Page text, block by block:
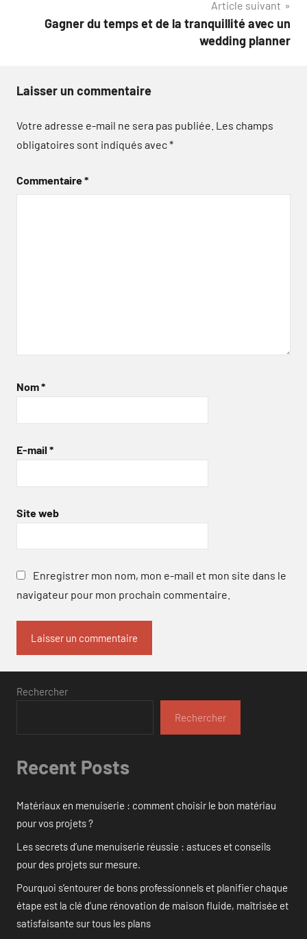
Article suivant
Gagner du temps et de la tranquillité avec un
wedding planner
Laisser un commentaire
Votre adresse e-mail ne sera pas publiée. Les champs
obligatoires sont indiqués avec*
Commentaire*
Nom*
E-mail *
Site web
Enregistrer mon nom, mon e-mail et mon site dans le
navigateur pour mon prochain commentaire.
Rechercher
Rechercher
Recent Posts
Matériaux en menuiserie : comment choisir le bon matériau
pour vos projets ?
Les secrets d’une menuiserie réussie : astuces et conseils
pour des projets sur mesure.
Pourquoi s’entourer de bons professionnels et planifier chaque
étape est la clé d’une rénovation de maison fluide, maîtrisée et
satisfaisante sur tous les plans